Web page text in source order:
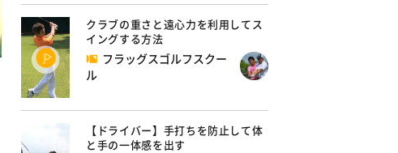
クラブの重さと遠心力を利用してス
イングする方法
フラッグスゴルフスクー
ル
【ドライバー】手打ちを防止して体
と手の一体感を出す